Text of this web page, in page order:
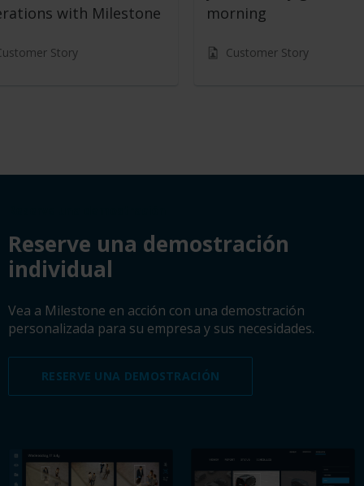
with Milestone
Story
morning
Customer Story
Reserve una demostración
individual
Vea a Milestone en acción con una demostración
personalizada para su empresa y sus necesidades.
RESERVE UNA DEMOSTRACIÓN